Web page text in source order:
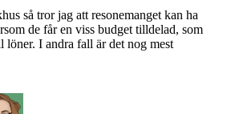
så tror jag att resonemanget kan ha
de får en viss budget tilldelad, som
löner. I andra fall är det nog mest